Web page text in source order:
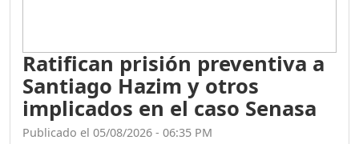
Ratifican prisión preventiva a
Santiago Hazim y otros
implicados en el caso Senasa
Publicado el 05/08/2026 - 06:35 PM